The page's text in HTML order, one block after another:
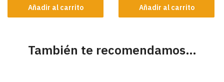
Añadir al carrito Añadir al carrito
También te recomendamos…